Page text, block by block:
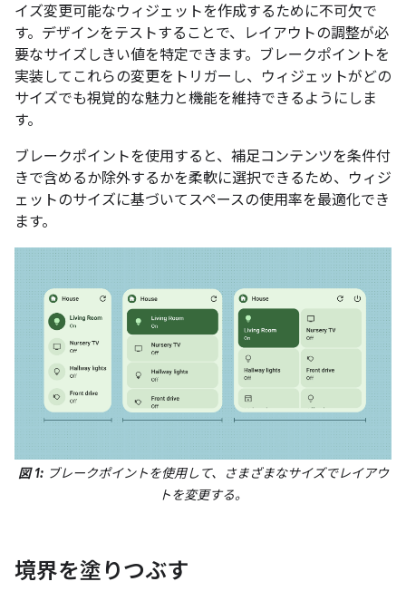
イズ変更可能なウィジェットを作成するために不可欠で
す。デザインをテストすることで、レイアウトの調整が必
要なサイズしきい値を特定できます。ブレークポイントを
実装してこれらの変更をトリガーし、ウィジェットがどの
サイズでも視覚的な魅力と機能を維持できるようにしま
す。
ブレークポイントを使用すると、補足コンテンツを条件付
きで含めるか除外するかを柔軟に選択できるため、ウィジ
ェットのサイズに基づいてスペースの使用率を最適化でき
ます。
図 1:ブレークポイントを使用して、さまざまなサイズでレイアウ
トを変更する。
境界を塗りつぶす